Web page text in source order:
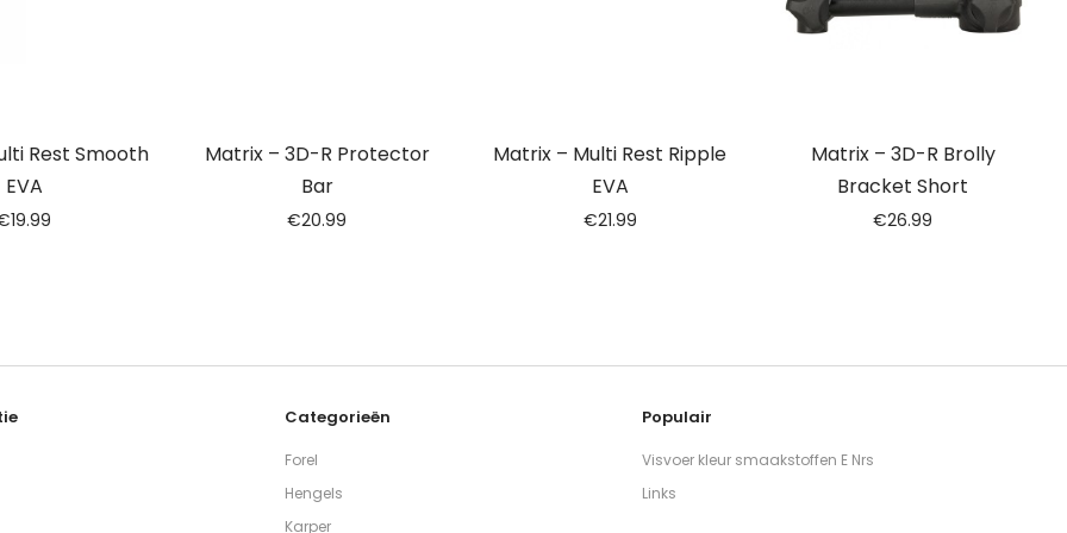
Rest Smooth
EVA
19.99
Matrix – 3D-R Protector
Bar
€20.99
Matrix – Multi Rest Ripple
EVA
€21.99
Matrix – 3D-R Brolly
Bracket Short
€26.99
Categorieën
Forel
Hengels
Karper
Populair
Visvoer kleur smaakstoffen E Nrs
Links